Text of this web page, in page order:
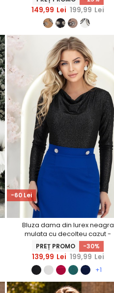
149,99 Lei 199,99 Lei
-60 Lei
Bluza dama din lurex neagra
mulata cu decolteu cazut -
StarShinerS
PREȚ PROMO -30%
139,99 Lei 199,99 Lei
+1